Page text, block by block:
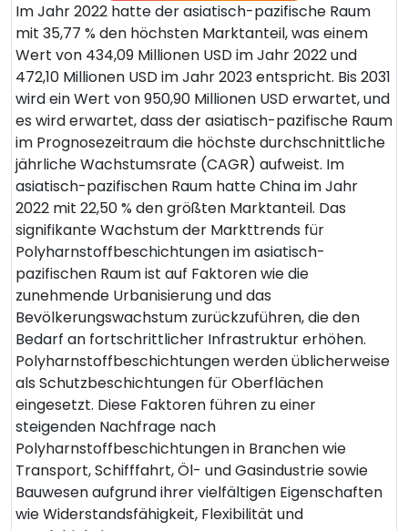
Im Jahr 2022 hatte der asiatisch-pazifische Raum
mit 35,77 % den höchsten Marktanteil, was einem
Wert von 434,09 Millionen USD im Jahr 2022 und
472,10 Millionen USD im Jahr 2023 entspricht. Bis 2031
wird ein Wert von 950,90 Millionen USD erwartet, und
es wird erwartet, dass der asiatisch-pazifische Raum
im Prognosezeitraum die höchste durchschnittliche
jährliche Wachstumsrate (CAGR) aufweist. Im
asiatisch-pazifischen Raum hatte China im Jahr
2022 mit 22,50 % den größten Marktanteil. Das
signifikante Wachstum der Markttrends für
Polyharnstoffbeschichtungen im asiatisch-
pazifischen Raum ist auf Faktoren wie die
zunehmende Urbanisierung und das
Bevölkerungswachstum zurückzuführen, die den
Bedarf an fortschrittlicher Infrastruktur erhöhen.
Polyharnstoffbeschichtungen werden üblicherweise
als Schutzbeschichtungen für Oberflächen
eingesetzt. Diese Faktoren führen zu einer
steigenden Nachfrage nach
Polyharnstoffbeschichtungen in Branchen wie
Transport, Schifffahrt, Öl- und Gasindustrie sowie
Bauwesen aufgrund ihrer vielfältigen Eigenschaften
wie Widerstandsfähigkeit, Flexibilität und